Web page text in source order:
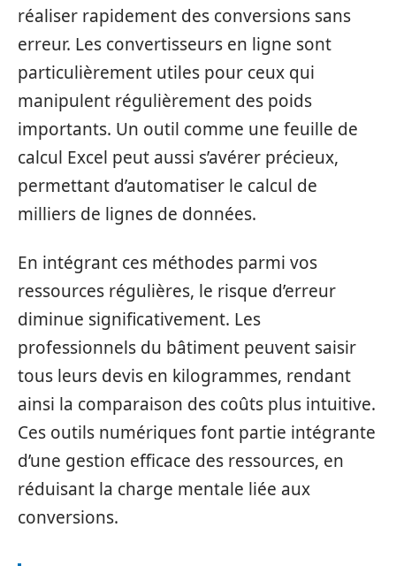
réaliser rapidement des conversions sans
erreur. Les convertisseurs en ligne sont
particulièrement utiles pour ceux qui
manipulent régulièrement des poids
importants. Un outil comme une feuille de
calcul Excel peut aussi s’avérer précieux,
permettant d’automatiser le calcul de
milliers de lignes de données.
En intégrant ces méthodes parmi vos
ressources régulières, le risque d’erreur
diminue significativement. Les
professionnels du bâtiment peuvent saisir
tous leurs devis en kilogrammes, rendant
ainsi la comparaison des coûts plus intuitive.
Ces outils numériques font partie intégrante
d’une gestion efficace des ressources, en
réduisant la charge mentale liée aux
conversions.